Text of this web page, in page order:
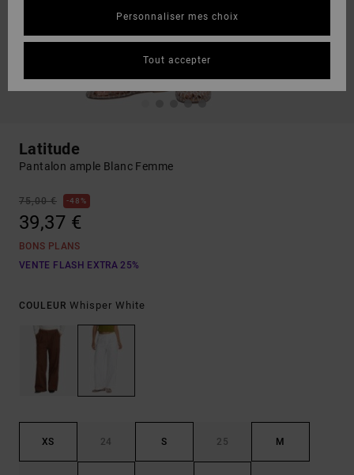
Latitude
Pantalon ample Blanc Femme
75,00 € 48%
39,37 €
BONS PLANS
VENTE FLASH EXTRA 25%
COULEUR Whisper White
XS 24 S 25 M
Personnaliser mes choix
Tout accepter